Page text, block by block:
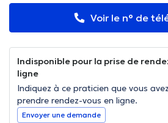
Voir le n° de
Indisponible pour la prise de
ligne
Indiquez à ce praticien que vous
prendre rendez-vous en ligne.
Envoyer une demande